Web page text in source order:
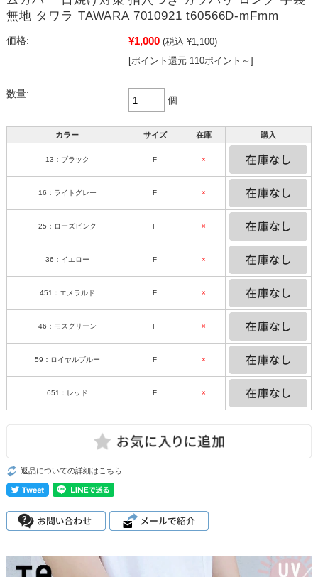
無地 タワラ TAWARA 7010921 t60566D-mFmm
価格: ¥1,000 (税込 ¥1,100)
[ポイント還元 110ポイント～]
数量:
個
カラー サイズ 在庫 購入
13：ブラック F ×
16：ライトグレー F ×
25：ローズピンク F ×
36：イエロー F ×
451：エメラルド F ×
46：モスグリーン F ×
59：ロイヤルブルー F ×
651：レッド F ×
返品についての詳細はこちら